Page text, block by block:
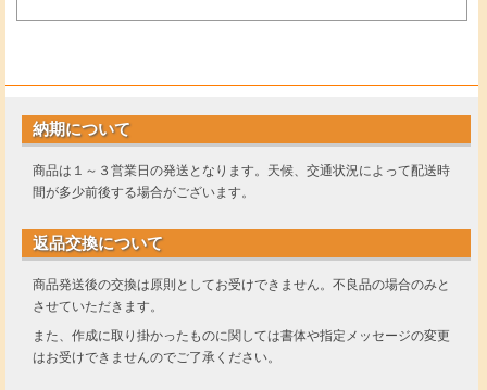
納期について
商品は１～３営業日の発送となります。天候、交通状況によって配送時
間が多少前後する場合がございます。
返品交換について
商品発送後の交換は原則としてお受けできません。不良品の場合のみと
させていただきます。
また、作成に取り掛かったものに関しては書体や指定メッセージの変更
はお受けできませんのでご了承ください。